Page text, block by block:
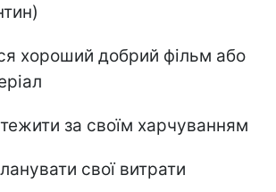
хороший добрий фільм або
за своїм харчуванням
свої витрати